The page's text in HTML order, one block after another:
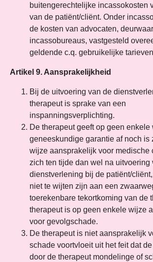
buitengerechtelijke incassokosten
van de patiënt/cliënt. Onder
de kosten van advocaten,
incassobureaus, vastgesteld
geldende c.q. gebruikelijke
Artikel 9. Aansprakelijkheid
Bij de uitvoering van de
therapeut is sprake van een
inspanningsverplichting.
De therapeut geeft op geen enkele
geneeskundige garantie af noch is
wijze aansprakelijk voor medische
zich ten tijde dan wel na uitvoering
dienstverlening bij de patiënt/
niet te wijten zijn aan een
toerekenbare tekortkoming van de
therapeut is op geen enkele wijze
voor gevolgschade.
De therapeut is niet aansprakelijk
schade voortvloeit uit het feit dat
door de therapeut mondelinge of